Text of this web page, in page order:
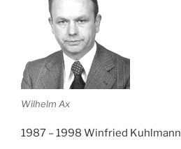
Wilhelm Ax
1987 – 1998 Winfried Kuhlmann